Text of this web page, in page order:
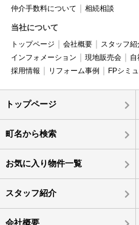
仲介手数料について
相続相談
当社について
トップページ 会社概要 スタッフ紹
インフォメーション
現地販売会 自
採用情報
リフォーム事例 FPシミ
トップページ
町名から検索
お気に入り物件一覧
スタッフ紹介
会社概要